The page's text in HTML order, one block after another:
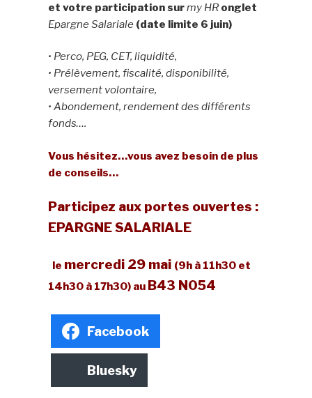
et votre participation surmy HRonglet
Epargne Salariale (date limite 6 juin)
• Perco, PEG, CET, liquidité,
• Prélèvement, fiscalité, disponibilité,
versement volontaire,
• Abondement, rendement des différents
fonds….
Vous hésitez…vous avez besoin de plus
de conseils…
Participez aux portes ouvertes :
EPARGNE SALARIALE
le mercredi 29 mai (9h à 11h30 et
14h30 à 17h30) au B43 N054
Facebook
Bluesky